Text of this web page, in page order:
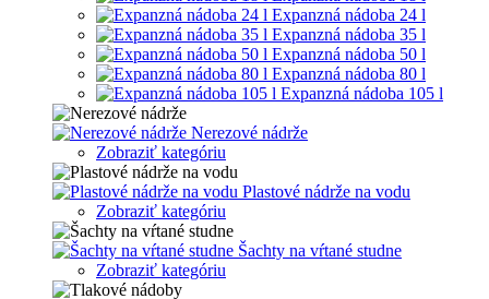
Expanzná nádoba 24 l
Expanzná nádoba 35 l
Expanzná nádoba 50 l
Expanzná nádoba 80 l
Expanzná nádoba 105 l
Nerezové nádrže
Zobraziť kategóriu
Plastové nádrže na vodu
Zobraziť kategóriu
Šachty na vŕtané studne
Zobraziť kategóriu